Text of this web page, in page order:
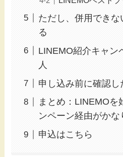
ただし、併用でき
る
LINEMO紹介キャン
人
申し込み前に確認し
まとめ：LINEMOを
ンペーン経由がかな
申込はこちら